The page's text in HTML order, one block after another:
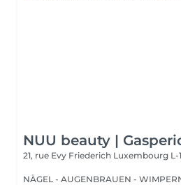
NUU beauty |
21, rue Evy Friederich Luxembourg L-
NÄGEL - AUGENBRAUEN -